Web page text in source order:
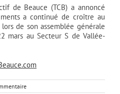
de Beauce (TCB) a annoncé
a continué de croître au
de son assemblée générale
mars au Secteur S de Vallée-